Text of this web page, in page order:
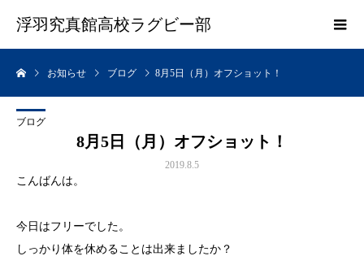
浮羽究真館高校ラグビー部
お知らせ ブログ 8月5日（月）オフショット！
ブログ
8月5日（月）オフショット！
2019.8.5
こんばんは。
今日はフリーでした。
しっかり体を休めることは出来ましたか？